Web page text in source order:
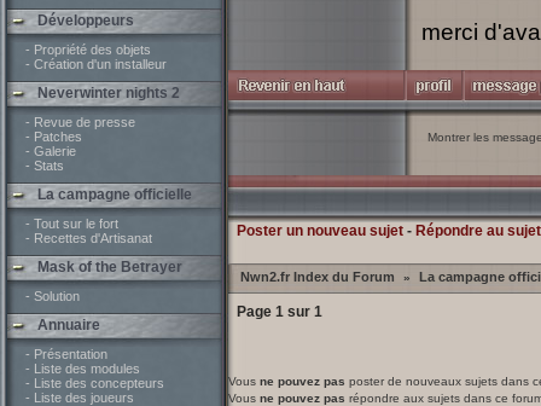
Développeurs
- Propriété des objets
- Création d'un installeur
Neverwinter nights 2
- Revue de presse
- Patches
- Galerie
- Stats
La campagne officielle
- Tout sur le fort
- Recettes d'Artisanat
Mask of the Betrayer
- Solution
Annuaire
- Présentation
- Liste des modules
- Liste des concepteurs
- Liste des joueurs
merci
Montrer les
Poster un nouveau sujet- Répondre au sujet
Nwn2.fr Index du Forum » La campagne
Page 1sur 1
Vous ne pouvez pas poster de nouveaux sujets dans
Vous ne pouvez pas répondre aux sujets dans ce